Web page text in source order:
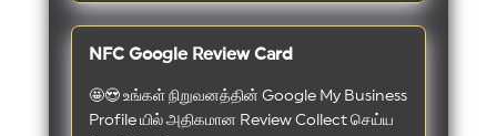
NFC Google Review Card
🤩😍 உங்கள் நிறுவனத்தின் Google My Business
Profile யில் அதிகமான Review Collect செய்ய